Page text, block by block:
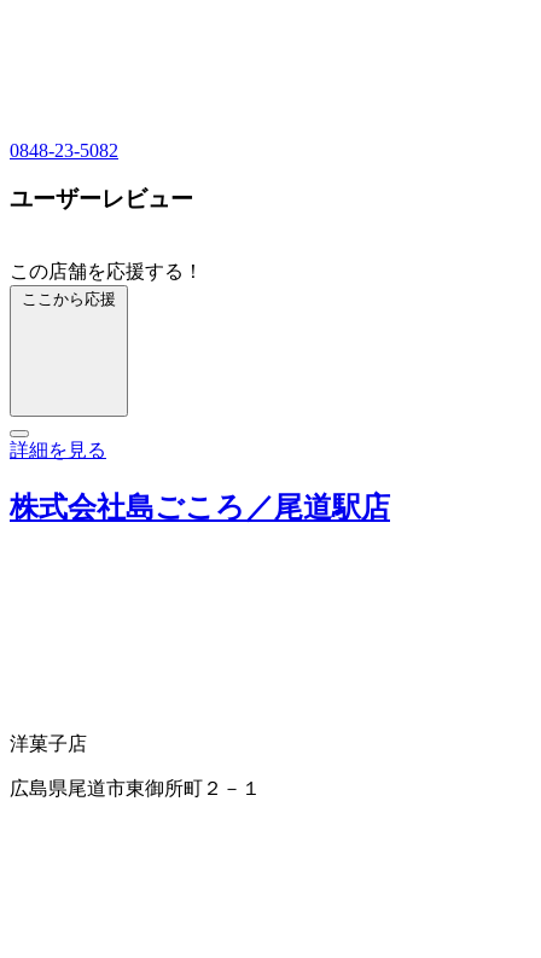
0848-23-5082
ユーザーレビュー
この店舗を応援する！
ここから応援
詳細を見る
株式会社島ごころ／尾道駅店
洋菓子店
広島県尾道市東御所町２－１